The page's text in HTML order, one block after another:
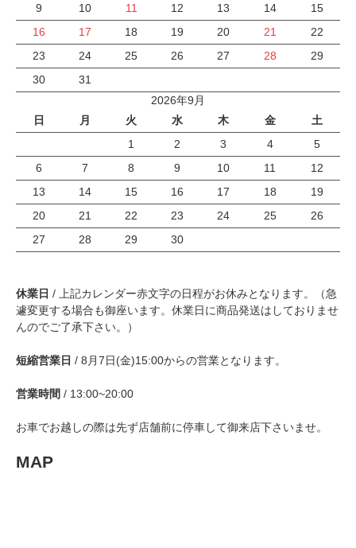
9
10 11 12 13 14
15
16
17 18 19 20 21
22
23
24 25 26 27 28
29
30
31
2026年9月
日
月 火 水 木 金
土
1
2 3 4
5
6
7 8 9 10 11
12
13
14 15 16 17 18
19
20
21 22 23 24 25
26
27
28 29 30
休業日 / 上記カレンダー赤文字の日程がお休みとなります。（急
遽変更する場合も御座います。休業日に商品発送はしておりませ
んのでご了承下さい。）
短縮営業日 / 8月7日(金)15:00からの営業となります。
営業時間 / 13:00~20:00
お車でお越しの際は先ず店舗前に停車して御来店下さいませ。
MAP